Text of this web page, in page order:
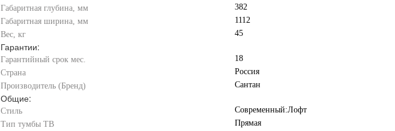
Габаритная глубина, мм
382
Габаритная ширина, мм
1112
Вес, кг
45
Гарантии:
Гарантийный срок мес.
18
Страна
Россия
Производитель (Бренд)
Сантан
Общие:
Стиль
Современный:Лофт
Тип тумбы ТВ
Прямая